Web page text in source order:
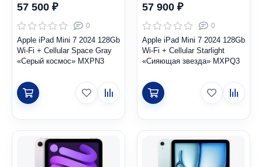
57 500 ₽
0
Apple iPad Mini 7 2024 128Gb
Wi-Fi + Cellular Space Gray
«Серый космос» MXPN3
57 900 ₽
0
Apple iPad Mini 7 2024 128Gb
Wi-Fi + Cellular Starlight
«Сияющая звезда» MXPQ3